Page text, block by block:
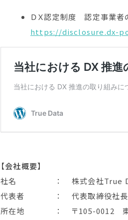
ＤＸ認定制度 認定事業者
https://disclosure.dx-
【会社概要】
社名 ： 株式会社True Data
代表者 ： 代表取締役社長
所在地 ： 〒105-0012 東京都